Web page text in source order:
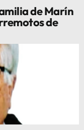
de Marín
de